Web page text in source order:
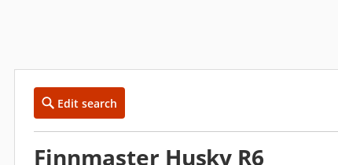
Edit search
Finnmaster Husky R6